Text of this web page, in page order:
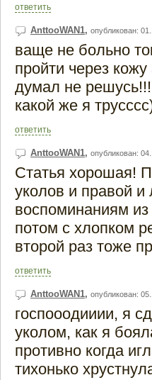
ответить
AnttooWAN1, опубликован:
ваще не больно
пройти через
думал не
какой же я
ответить
AnttooWAN1, опубликован:
Статья хорошая!
уколов и правой
воспоминаниям
потом с хлопком
второй раз тоже
ответить
AnttooWAN1, опубликован:
госпооодииии, я
уколом, как я
противно когда
тихонько